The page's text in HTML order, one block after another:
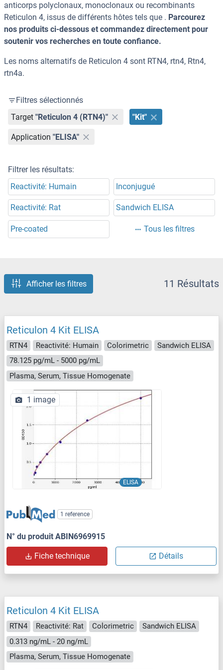
anticorps polyclonaux, monoclonaux ou recombinants
Reticulon 4, issus de différents hôtes tels que . Parcourez
nos produits ci-dessous et commandez directement pour
soutenir vos recherches en toute confiance.
Les noms alternatifs de Reticulon 4 sont RTN4, rtn4, Rtn4,
rtn4a.
Filtres sélectionnés
Target "Reticulon 4 (RTN4)" "Kit"
Application "ELISA"
Filtrer les résultats:
Reactivité: Humain
Inconjugué
Reactivité: Rat Sandwich ELISA
Pre-coated Tous les filtres
Afficher les filtres 11 Résultats
Reticulon 4 Kit ELISA
RTN4 Reactivité: Humain Colorimetric
Sandwich ELISA
78.125 pg/mL - 5000 pg/mL
Plasma, Serum, Tissue Homogenate
ELISA
1 image
1 reference
N° du produit ABIN6969915
Fiche technique Détails
Reticulon 4 Kit ELISA
RTN4 Reactivité: Rat Colorimetric
Sandwich ELISA
0.313 ng/mL - 20 ng/mL
Plasma, Serum, Tissue Homogenate